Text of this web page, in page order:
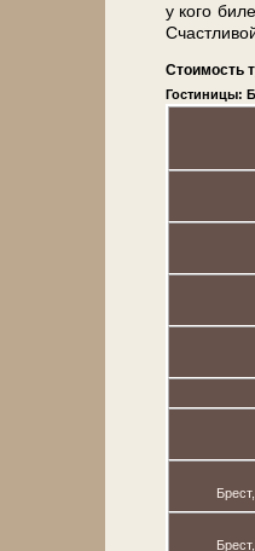
у кого
Стоимость
Гостиницы: